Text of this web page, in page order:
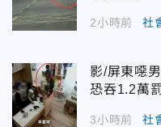
2小時前 社
影/屏東噁
恐吞1.2萬
3小時前 社